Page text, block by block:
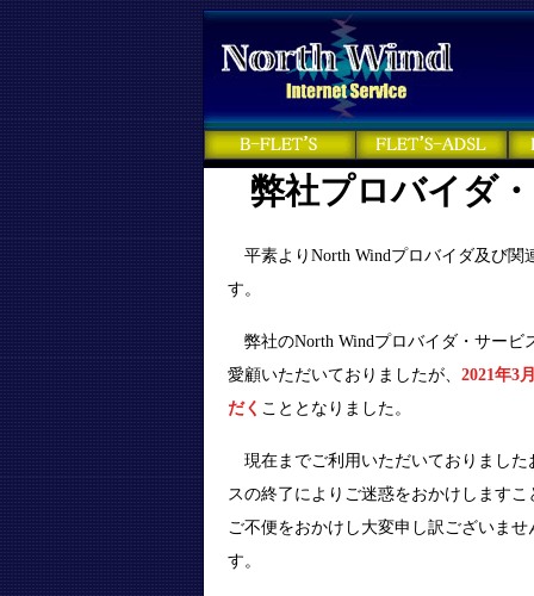
弊社プロバイダ
平素よりNorth Windプロバイダ及び関
す。
弊社のNorth Windプロバイダ・サービ
愛顧いただいておりましたが、 2021年3
だく こととなりました。
現在までご利用いただいておりました
スの終了によりご迷惑をおかけします
ご不便をおかけし大変申し訳ございま
す。